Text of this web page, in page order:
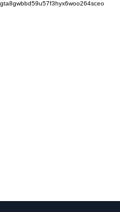
gta8gwbbd59u57f3hyx6woo264sceo